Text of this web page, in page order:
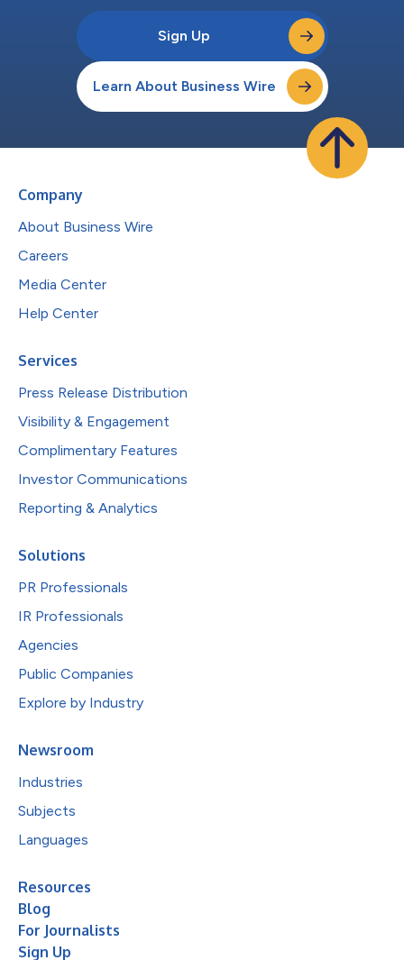
Sign Up
Learn About Business Wire
Company
About Business Wire
Careers
Media Center
Help Center
Services
Press Release Distribution
Visibility & Engagement
Complimentary Features
Investor Communications
Reporting & Analytics
Solutions
PR Professionals
IR Professionals
Agencies
Public Companies
Explore by Industry
Newsroom
Industries
Subjects
Languages
Resources
Blog
For Journalists
Sign Up